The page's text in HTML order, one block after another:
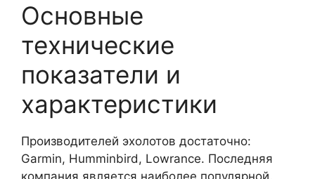
Основные
технические
показатели и
характеристики
Производителей эхолотов достаточно:
Garmin, Humminbird, Lowrance. Последняя